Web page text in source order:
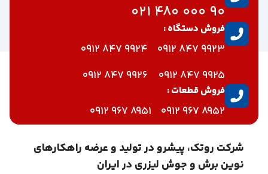
90 000 480 021
فروش دستگاه :
9923 847 0912
9924 847 0912
9925 847 0912
9926 847 0912
فروش قطعات :
8952 967 0912
8951 967 0912
شرکت روتک، پیشرو در تولید و عرضه راهکارهای
نوین برش و جوش لیزری در ایران